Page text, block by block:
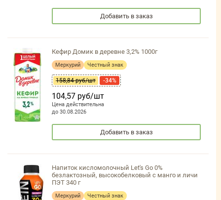
Добавить в заказ
Кефир Домик в деревне 3,2% 1000г
Меркурий Честный знак
158,84 руб/шт -34%
104,57 руб/шт
Цена действительна
до 30.08.2026
Добавить в заказ
Напиток кисломолочный Let's Go 0%
безлактозный, высокобелковый с манго и личи
ПЭТ 340 г
Меркурий Честный знак